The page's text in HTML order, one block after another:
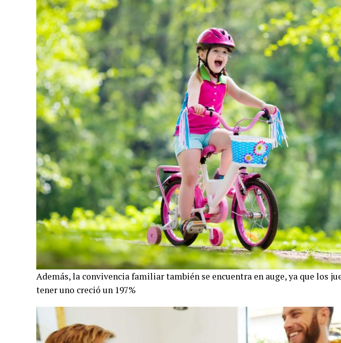
Además, la convivencia familiar también se encuentra en auge, ya que los
tener uno creció un 197%